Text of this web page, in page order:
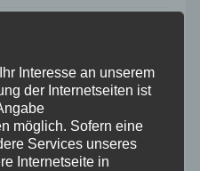
Interesse an unserem
der Internetseiten ist
möglich. Sofern eine
Services unseres
Internetseite in